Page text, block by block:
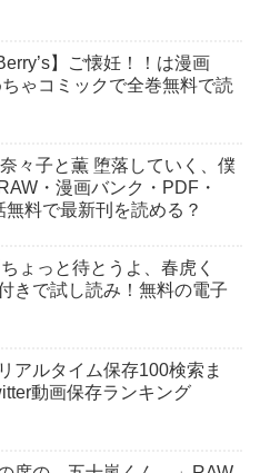
】ご懐妊！！は漫画
ゃコミックで全巻無料で読
々子と薫 堕落していく、僕
・漫画バンク・PDF・
無料で最新刊を読める？
ょっと待とうよ、春虎く
きで試し読み！無料の電子
アルタイム保存100検索ま
動画保存ランキング